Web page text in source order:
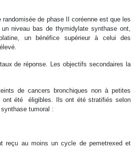
randomisée de phase II coréenne est que les
niveau bas de thymidylate synthase ont,
un bénéfice supérieur à celui des
de réponse. Les objectifs secondaires la
de cancers bronchiques non à petites
ont été éligibles. Ils ont été stratifiés selon
tumoral :
au moins un cycle de pemetrexed et